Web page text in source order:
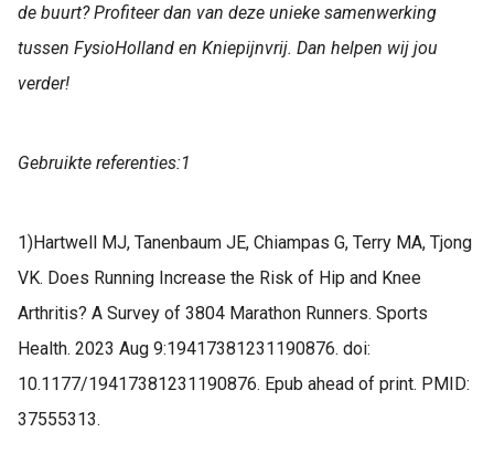
de buurt? Profiteer dan van deze unieke samenwerking
tussen FysioHolland en Kniepijnvrij. Dan helpen wij jou
verder!
Gebruikte referenties:1
1)Hartwell MJ, Tanenbaum JE, Chiampas G, Terry MA, Tjong
VK. Does Running Increase the Risk of Hip and Knee
Arthritis? A Survey of 3804 Marathon Runners. Sports
Health. 2023 Aug 9:19417381231190876. doi:
10.1177/19417381231190876. Epub ahead of print. PMID:
37555313.